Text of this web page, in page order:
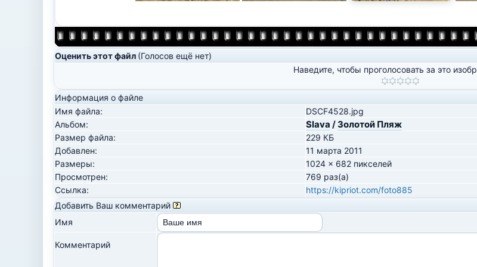
Оценить этот файл (Голосов ещё нет)
Наведите, чтобы проголосовать за это
Информация о файле
Имя файла:
DSCF4528.jpg
Альбом:
Slava / Золотой Пляж
Размер файла:
229 КБ
Добавлен:
11 марта 2011
Размеры:
1024 x 682 пикселей
Просмотрен:
769 раз(а)
Ссылка:
https://kipriot.com/foto885
Добавить Ваш комментарий
Имя
Комментарий